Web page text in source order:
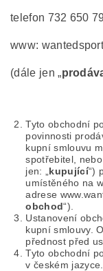
telefon 732 650
www:
(dále jen „
Tyto obchodní
povinnosti
kupní smlouvu
spotřebitel,
jen: „ kupující“)
umístěného na
adrese
obchod“).
Ustanovení
kupní smlouvy.
přednost před
Tyto obchodní
v českém jazyce.